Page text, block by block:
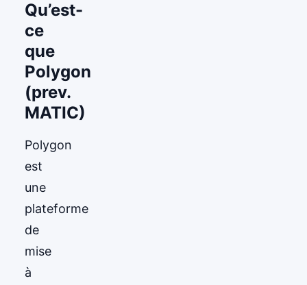
Qu’est-
ce
que
Polygon
(prev.
MATIC)
Polygon
est
une
plateforme
de
mise
à